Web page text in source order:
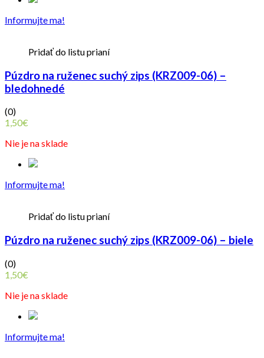
Informujte ma!
Pridať do listu prianí
Púzdro na ruženec suchý zips (KRZ009-06) –
bledohnedé
(0)
1,50€
Nie je na sklade
Informujte ma!
Pridať do listu prianí
Púzdro na ruženec suchý zips (KRZ009-06) – biele
(0)
1,50€
Nie je na sklade
Informujte ma!